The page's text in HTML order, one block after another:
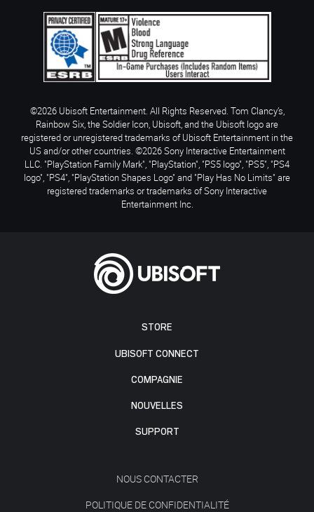
STORE
UBISOFT CONNECT
COMPAGNIE
NOUVELLES
SUPPORT
NOUS CONTACTER
POLITIQUE DE CONFIDENTIALITÉ
©2026 Ubisoft Entertainment. All Rights Reserved. Tom Clancy’s,
Rainbow Six, the Soldier Icon, Ubisoft, and the Ubisoft logo are
registered or unregistered trademarks of Ubisoft Entertainment in the
US and/or other countries. ©2026 Sony Interactive Entertainment
LLC. "PlayStation Family Mark", "PlayStation", "PS5 logo", "PS5", "PS4
logo", "PS4", "PlayStation Shapes Logo" and "Play Has No Limits" are
registered trademarks or trademarks of Sony Interactive
Entertainment Inc.